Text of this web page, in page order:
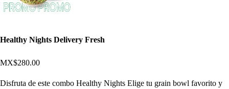
Healthy Nights Delivery Fresh
MX$280.00
Disfruta de este combo Healthy Nights Elige tu grain bowl favorito y